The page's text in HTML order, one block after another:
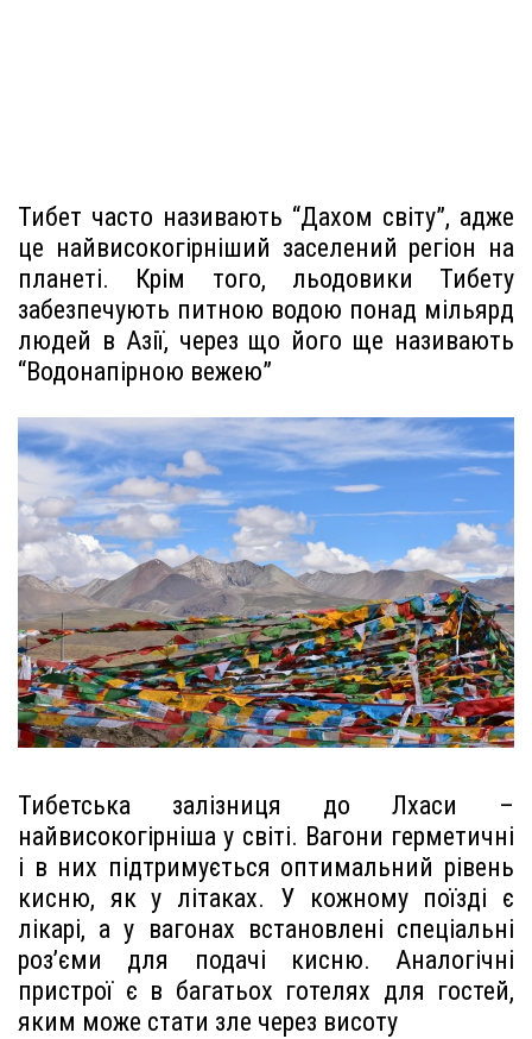
Тибет часто називають “Дахом світу”, адже
це найвисокогірніший заселений регіон на
планеті. Крім того, льодовики Тибету
забезпечують питною водою понад мільярд
людей в Азії, через що його ще називають
“Водонапірною вежею”
Тибетська залізниця до Лхаси –
найвисокогірніша у світі. Вагони герметичні
і в них підтримується оптимальний рівень
кисню, як у літаках. У кожному поїзді є
лікарі, а у вагонах встановлені спеціальні
роз’єми для подачі кисню. Аналогічні
пристрої є в багатьох готелях для гостей,
яким може стати зле через висоту